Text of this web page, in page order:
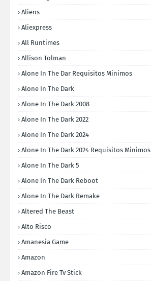
Aliens
Aliexpress
All Runtimes
Allison Tolman
Alone In The Dar Requisitos Minimos
Alone In The Dark
Alone In The Dark 2008
Alone In The Dark 2022
Alone In The Dark 2024
Alone In The Dark 2024 Requisitos Minimos
Alone In The Dark 5
Alone In The Dark Reboot
Alone In The Dark Remake
Altered The Beast
Alto Risco
Amanesia Game
Amazon
Amazon Fire Tv Stick